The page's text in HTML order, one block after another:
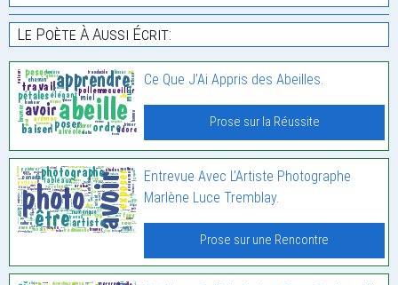
Le Poète À Aussi Écrit:
Ce Que J’Ai Appris des Abeilles.
Prose sur la Réussite
Entrevue Avec L’Artiste Photographe
Marlène Luce Tremblay.
Prose sur une Rencontre